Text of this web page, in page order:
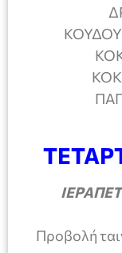
Προβολή